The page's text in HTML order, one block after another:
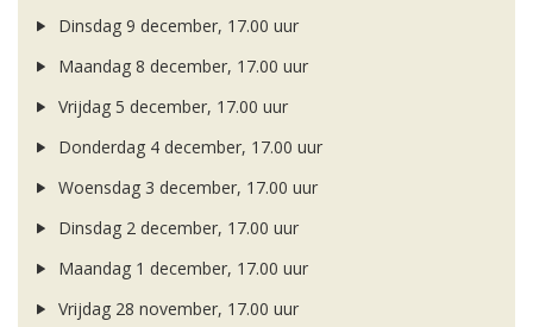
Dinsdag 9 december, 17.00 uur
Maandag 8 december, 17.00 uur
Vrijdag 5 december, 17.00 uur
Donderdag 4 december, 17.00 uur
Woensdag 3 december, 17.00 uur
Dinsdag 2 december, 17.00 uur
Maandag 1 december, 17.00 uur
Vrijdag 28 november, 17.00 uur